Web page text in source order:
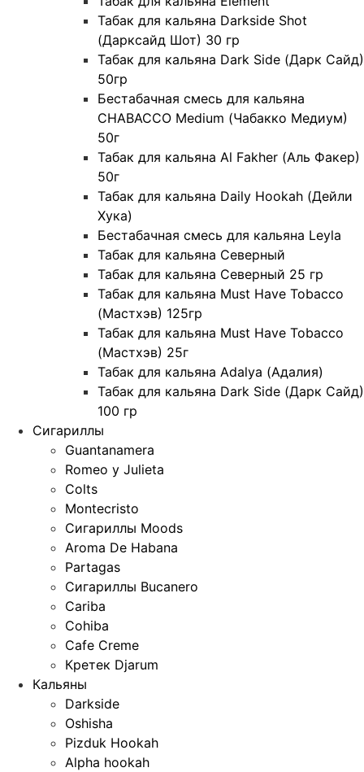
Табак для кальяна Darkside Shot
(Дарксайд Шот) 30 гр
Табак для кальяна Dark Side (Дарк Сайд)
50гр
Бестабачная смесь для кальяна
CHABACCO Medium (Чабакко Медиум)
50г
Табак для кальяна Al Fakher (Аль Факер)
50г
Табак для кальяна Daily Hookah (Дейли
Хука)
Бестабачная смесь для кальяна Leyla
Табак для кальяна Северный
Табак для кальяна Северный 25 гр
Табак для кальяна Must Have Tobacco
(Мастхэв) 125гр
Табак для кальяна Must Have Tobacco
(Мастхэв) 25г
Табак для кальяна Adalya (Адалия)
Табак для кальяна Dark Side (Дарк Сайд)
100 гр
Сигариллы
Guantanamera
Romeo y Julieta
Colts
Montecristo
Сигариллы Moods
Aroma De Habana
Partagas
Сигариллы Bucanero
Cariba
Cohiba
Cafe Creme
Кретек Djarum
Кальяны
Darkside
Oshisha
Pizduk Hookah
Alpha hookah